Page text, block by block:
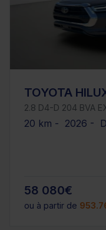
TOYOTA
2.8 D4-D 204 BVA
20 km - 2026 -
58 080€
ou à partir de